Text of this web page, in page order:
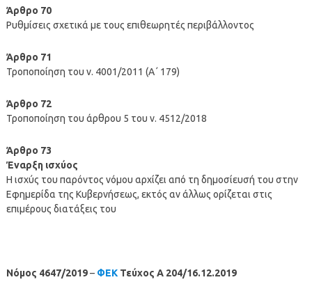
Άρθρο 70
Ρυθμίσεις σχετικά με τους επιθεωρητές περιβάλλοντος
Άρθρο 71
Τροποποίηση του ν. 4001/2011 (Α΄ 179)
Άρθρο 72
Τροποποίηση του άρθρου 5 του ν. 4512/2018
Άρθρο 73
Έναρξη ισχύος
Η ισχύς του παρόντος νόμου αρχίζει από τη δημοσίευσή του στην
Εφημερίδα της Κυβερνήσεως, εκτός αν άλλως ορίζεται στις
επιμέρους διατάξεις του
Νόμος 4647/2019– ΦΕΚΤεύχος A 204/16.12.2019